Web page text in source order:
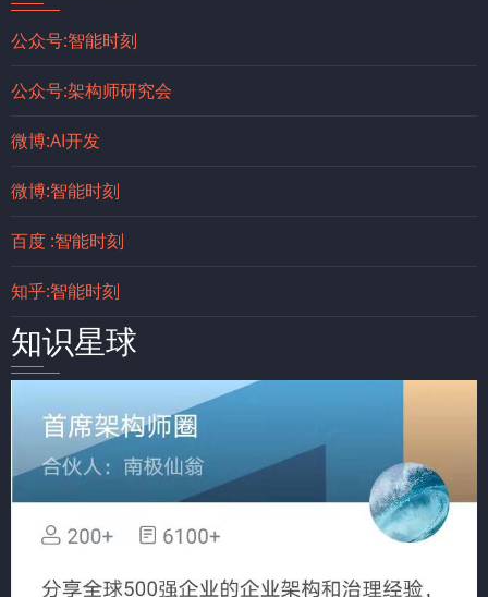
公众号:智能时刻
公众号:架构师研究会
微博:AI开发
微博:智能时刻
百度 :智能时刻
知乎:智能时刻
知识星球